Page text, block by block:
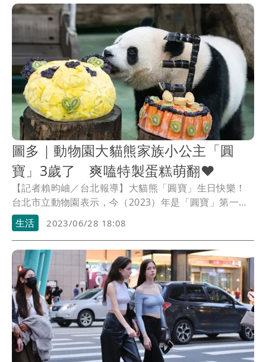
圖多｜動物園大貓熊家族小公主「圓
寶」3歲了 爽嗑特製蛋糕萌翻❤️
【記者賴昀岫／台北報導】大貓熊「圓寶」生日快樂！
台北市立動物園表示，今（2023）年是「圓寶」第一次
獨自過生日，因為牠在2歲半時開始獨立生活，之前的1
歲和2歲生日都有媽媽陪伴。大貓熊館的保育員們特別以
冰塊為基底，搭配葡萄、紅蘿蔔、奇異果、甘蔗、鳳梨
等，製作了消暑又美味的行為豐富化食物替圓寶慶生。
生活 2023/06/28 18:08